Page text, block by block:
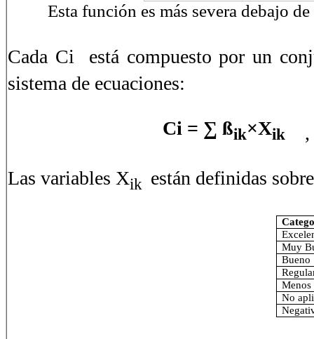
Esta función es más severa debajo
Cada Ci está compuesto por un
sistema de ecuaciones:
Ci = ∑ ßik×Xik ,
Las variables Xik están definidas
Muy
Bueno
Menos
No